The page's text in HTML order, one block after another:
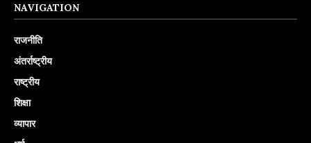
NAVIGATION
राजनीति
अंतर्राष्ट्रीय
राष्ट्रीय
शिक्षा
व्यापार